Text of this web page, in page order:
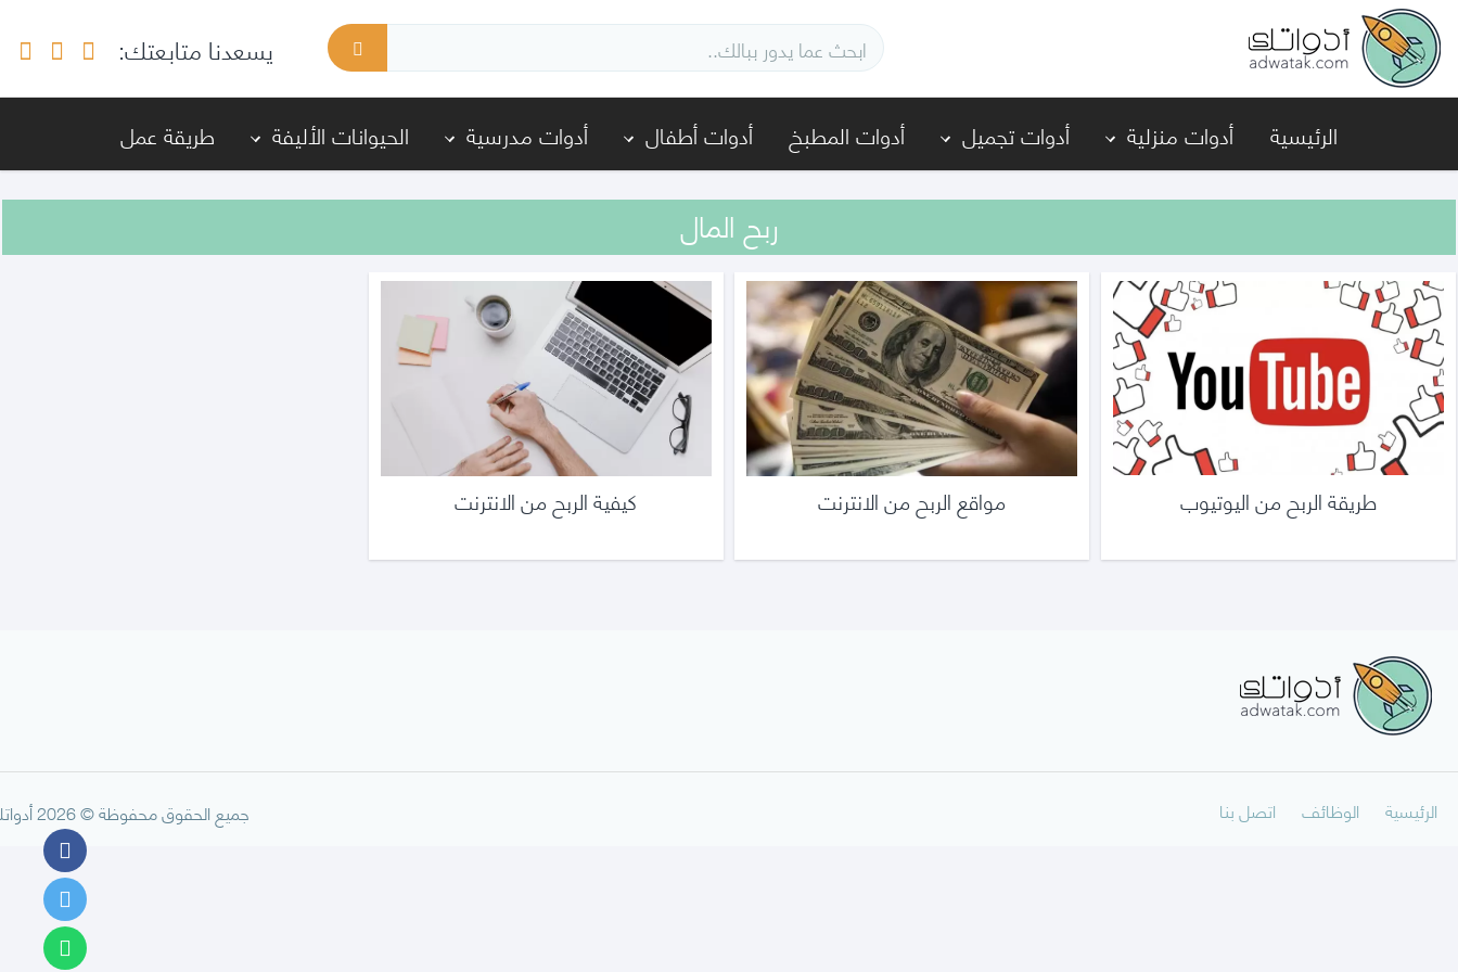
يسعدنا متابعتك:
الرئيسية أدوات منزلية أدوات تجميل أدوات المطبخ أدوات أطفال أدوات مدرسية الحيوانات الأليفة طريقة عمل
ربح المال
طريقة الربح من اليوتيوب مواقع الربح من الانترنت كيفية الربح من الانترنت
الرئيسية الوظائف اتصل بنا جميع الحقوق محفوظة © 2026 أدواتك.